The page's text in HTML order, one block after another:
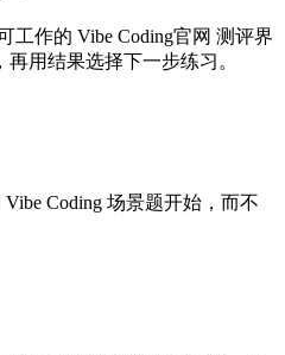
工作的 Vibe Coding官网 测评界
用结果选择下一步练习。
Coding 场景题开始，而不